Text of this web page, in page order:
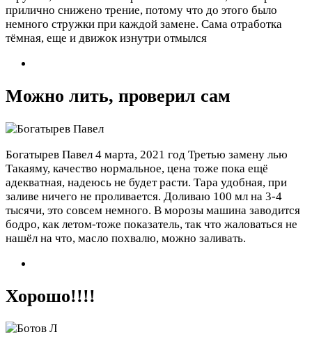
прилично снижено трение, потому что до этого было
немного стружки при каждой замене. Сама отработка
тёмная, еще и движок изнутри отмылся
Можно лить, проверил сам
Богатырев Павел 4 марта, 2021 год Третью замену лью
Такаяму, качество нормальное, цена тоже пока ещё
адекватная, надеюсь не будет расти. Тара удобная, при
заливе ничего не проливается. Доливаю 100 мл на 3-4
тысячи, это совсем немного. В морозы машина заводится
бодро, как летом-тоже показатель, так что жаловаться не
нашёл на что, масло похвалю, можно заливать.
Хорошо!!!!